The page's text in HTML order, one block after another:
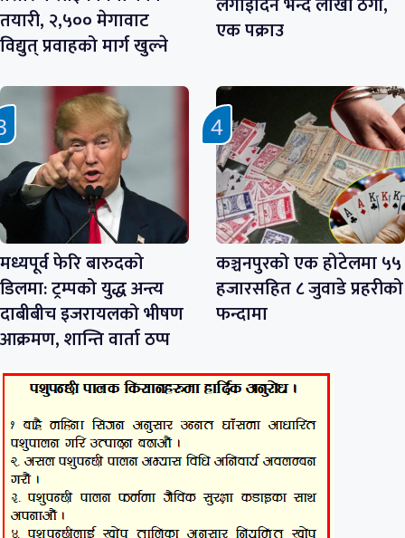
तयारी, २,५०० मेगावाट
विद्युत् प्रवाहको मार्ग खुल्ने
एक पक्राउ
मध्यपूर्व फेरि बारुदको
डिलमा: ट्रम्पको युद्ध अन्त्य
दाबीबीच इजरायलको भीषण
आक्रमण, शान्ति वार्ता ठप्प
कञ्चनपुरको एक होटेलमा ५५
हजारसहित ८ जुवाडे प्रहरीको
फन्दामा